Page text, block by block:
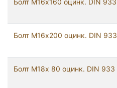
Болт М16х160 оцинк. DIN 933
Болт М16х200 оцинк. DIN 933
Болт М18х 80 оцинк. DIN 933